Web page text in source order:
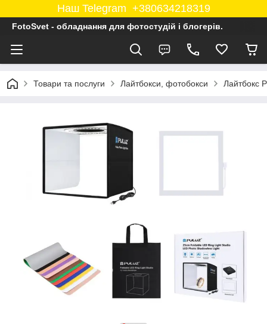
Наш Telegram +380634218319
FotoSvet - обладнання для фотостудій і блогерів.
Товари та послуги Лайтбокси, фотобокси Лайтбокс